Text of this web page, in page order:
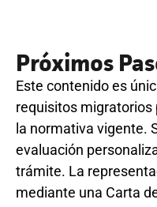
Próximos
Este contenido es
requisitos
la normativa vigente.
evaluación
trámite. La
mediante una Carta